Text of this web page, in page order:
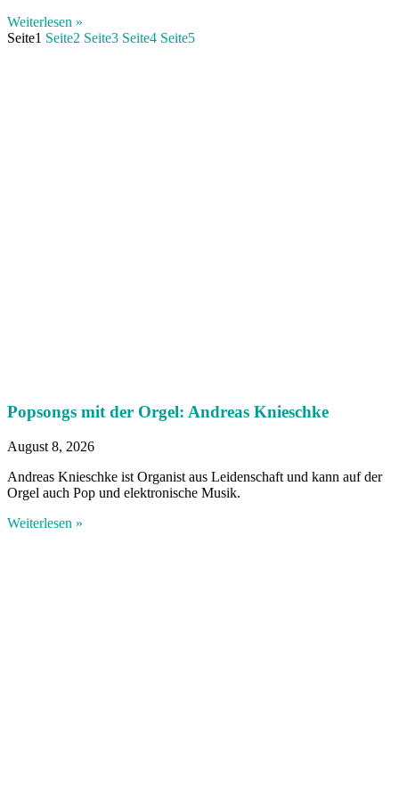
Weiterlesen »
Seite1 Seite2 Seite3 Seite4 Seite5
Popsongs mit der Orgel: Andreas Knieschke
August 8, 2026
Andreas Knieschke ist Organist aus Leidenschaft und kann auf der
Orgel auch Pop und elektronische Musik.
Weiterlesen »